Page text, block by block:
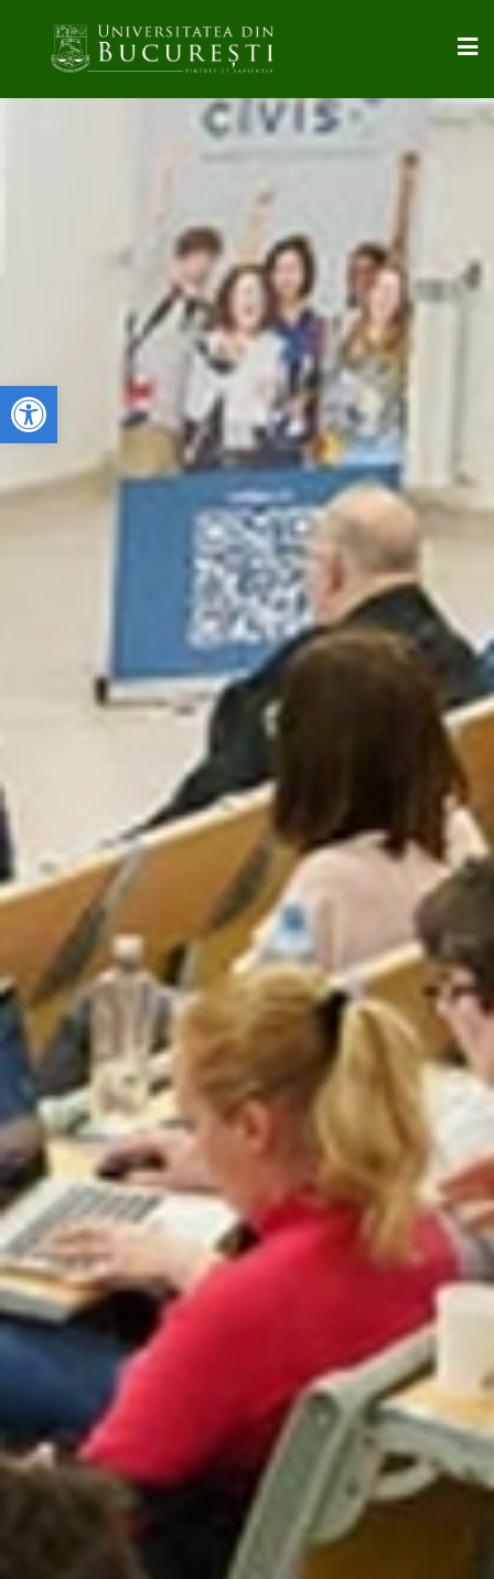
Deschide bara de unelte